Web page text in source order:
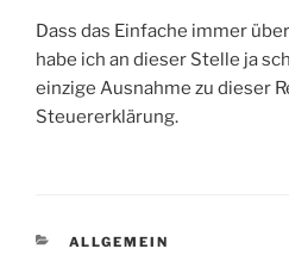
Dass das Einfache immer
habe ich an dieser Stelle ja
einzige Ausnahme zu dieser
Steuererklärung.
KATEGORIEN
ALLGEMEIN